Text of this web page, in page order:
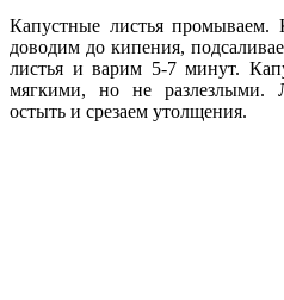
Капустные листья промываем.
доводим до кипения,
листья и варим 5-7 минут.
мягкими, но не разлезлыми.
остыть и срезаем утолщения.